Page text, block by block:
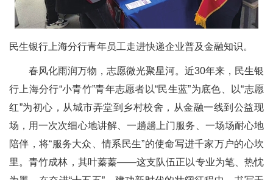
民生银行上海分行青年员工走进快递企业普及金融知识。
春风化雨润万物，志愿微光聚星河。近30年来，民生银
行上海分行“小青竹”青年志愿者以“民生蓝”为底色、以“志愿
红”为初心，从城市弄堂到乡村校舍，从金融一线到公益现
场，用一次次细心地讲解、一趟趟上门服务、一场场耐心地
陪伴，将“服务大众、情系民生”的使命写进千家万户的心坎
里。青竹成林，其叶蓁蓁——这支队伍正以专业为笔、热忱